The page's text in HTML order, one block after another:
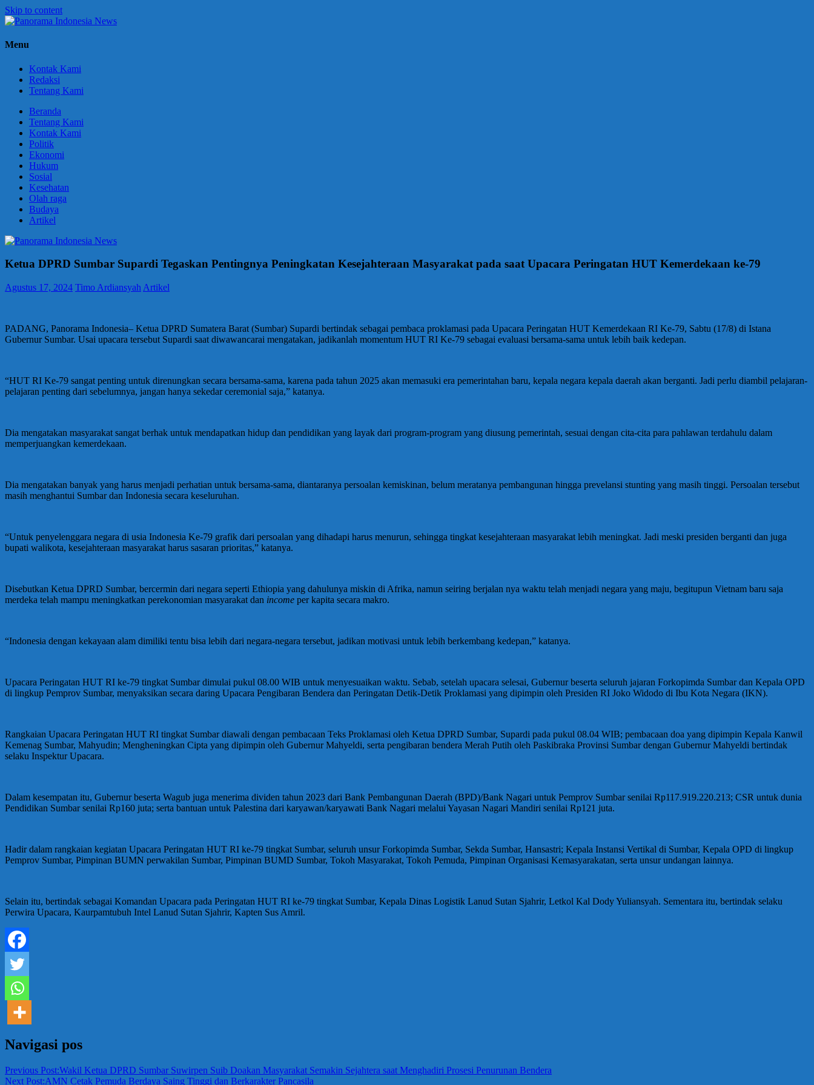
Skip to content
Panorama
Berani
Menu
Kontak Kami
Redaksi
Tentang Kami
Beranda
Tentang Kami
Kontak Kami
Politik
Ekonomi
Hukum
Sosial
Kesehatan
Olah raga
Budaya
Artikel
Ketua DPRD Sumbar Supardi Tegaskan Pentingnya Peningkatan Kesejahteraan Masyarakat pada saat Upacara Peringatan HUT Kemerdekaan ke-79
Agustus 17, 2024 Timo Ardiansyah Artikel
PADANG, Panorama Indonesia– Ketua DPRD Sumatera Barat (Sumbar) Supardi bertindak sebagai pembaca proklamasi pada Upacara Peringatan HUT Kemerdekaan RI Ke-79, Sabtu (17/8) di Istana
Gubernur Sumbar. Usai upacara tersebut Supardi saat diwawancarai mengatakan, jadikanlah momentum HUT RI Ke-79 sebagai evaluasi bersama-sama untuk lebih baik kedepan.
“HUT RI Ke-79 sangat penting untuk direnungkan secara bersama-sama, karena pada tahun 2025 akan memasuki era pemerintahan baru, kepala negara kepala daerah akan berganti. Jadi perlu diambil pelajaran-
pelajaran penting dari sebelumnya, jangan hanya sekedar ceremonial saja,” katanya.
Dia mengatakan masyarakat sangat berhak untuk mendapatkan hidup dan pendidikan yang layak dari program-program yang diusung pemerintah, sesuai dengan cita-cita para pahlawan terdahulu dalam
memperjuangkan kemerdekaan.
Dia mengatakan banyak yang harus menjadi perhatian untuk bersama-sama, diantaranya persoalan kemiskinan, belum meratanya pembangunan hingga prevelansi stunting yang masih tinggi. Persoalan tersebut
masih menghantui Sumbar dan Indonesia secara keseluruhan.
“Untuk penyelenggara negara di usia Indonesia Ke-79 grafik dari persoalan yang dihadapi harus menurun, sehingga tingkat kesejahteraan masyarakat lebih meningkat. Jadi meski presiden berganti dan juga
bupati walikota, kesejahteraan masyarakat harus sasaran prioritas,” katanya.
Disebutkan Ketua DPRD Sumbar, bercermin dari negara seperti Ethiopia yang dahulunya miskin di Afrika, namun seiring berjalan nya waktu telah menjadi negara yang maju, begitupun Vietnam baru saja
merdeka telah mampu meningkatkan perekonomian masyarakat dan income per kapita secara makro.
“Indonesia dengan kekayaan alam dimiliki tentu bisa lebih dari negara-negara tersebut, jadikan motivasi untuk lebih berkembang kedepan,” katanya.
Upacara Peringatan HUT RI ke-79 tingkat Sumbar dimulai pukul 08.00 WIB untuk menyesuaikan waktu. Sebab, setelah upacara selesai, Gubernur beserta seluruh jajaran Forkopimda Sumbar dan Kepala OPD
di lingkup Pemprov Sumbar, menyaksikan secara daring Upacara Pengibaran Bendera dan Peringatan Detik-Detik Proklamasi yang dipimpin oleh Presiden RI Joko Widodo di Ibu Kota Negara (IKN).
Rangkaian Upacara Peringatan HUT RI tingkat Sumbar diawali dengan pembacaan Teks Proklamasi oleh Ketua DPRD Sumbar, Supardi pada pukul 08.04 WIB; pembacaan doa yang dipimpin Kepala Kanwil
Kemenag Sumbar, Mahyudin; Mengheningkan Cipta yang dipimpin oleh Gubernur Mahyeldi, serta pengibaran bendera Merah Putih oleh Paskibraka Provinsi Sumbar dengan Gubernur Mahyeldi bertindak
selaku Inspektur Upacara.
Dalam kesempatan itu, Gubernur beserta Wagub juga menerima dividen tahun 2023 dari Bank Pembangunan Daerah (BPD)/Bank Nagari untuk Pemprov Sumbar senilai Rp117.919.220.213; CSR untuk dunia
Pendidikan Sumbar senilai Rp160 juta; serta bantuan untuk Palestina dari karyawan/karyawati Bank Nagari melalui Yayasan Nagari Mandiri senilai Rp121 juta.
Hadir dalam rangkaian kegiatan Upacara Peringatan HUT RI ke-79 tingkat Sumbar, seluruh unsur Forkopimda Sumbar, Sekda Sumbar, Hansastri; Kepala Instansi Vertikal di Sumbar, Kepala OPD di lingkup
Pemprov Sumbar, Pimpinan BUMN perwakilan Sumbar, Pimpinan BUMD Sumbar, Tokoh Masyarakat, Tokoh Pemuda, Pimpinan Organisasi Kemasyarakatan, serta unsur undangan lainnya.
Selain itu, bertindak sebagai Komandan Upacara pada Peringatan HUT RI ke-79 tingkat Sumbar, Kepala Dinas Logistik Lanud Sutan Sjahrir, Letkol Kal Dody Yuliansyah. Sementara itu, bertindak selaku
Perwira Upacara, Kaurpamtubuh Intel Lanud Sutan Sjahrir, Kapten Sus Amril.
Navigasi pos
Previous Post:Wakil Ketua DPRD Sumbar Suwirpen Suib Doakan Masyarakat Semakin Sejahtera saat Menghadiri Prosesi Penurunan Bendera
Next Post:AMN Cetak Pemuda Berdaya Saing Tinggi dan Berkarakter Pancasila